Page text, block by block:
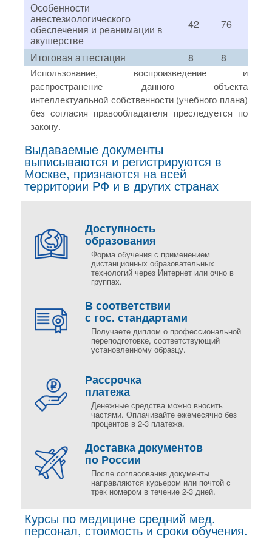
Особенности
анестезиологического
обеспечения и реанимации в
акушерстве
42 76
Итоговая аттестация 8 8
Использование, воспроизведение и
распространение данного объекта
интеллектуальной собственности (учебного плана)
без согласия правообладателя преследуется по
закону.
Выдаваемые документы
выписываются и регистрируются в
Москве, признаются на всей
территории РФ и в других странах
Доступность
образования
Форма обучения с применением
дистанционных образовательных
технологий через Интернет или очно в
группах.
В соответствии
с гос. стандартами
Получаете диплом о профессиональной
переподготовке, соответствующий
установленному образцу.
Рассрочка
платежа
Денежные средства можно вносить
частями. Оплачивайте ежемесячно без
процентов в 2-3 платежа.
Доставка документов
по России
После согласования документы
направляются курьером или почтой с
трек номером в течение 2-3 дней.
Курсы по медицине средний мед.
персонал, стоимость и сроки обучения.